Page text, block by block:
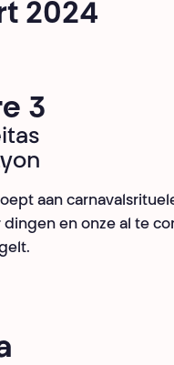
2024
3
aan
en onze al te